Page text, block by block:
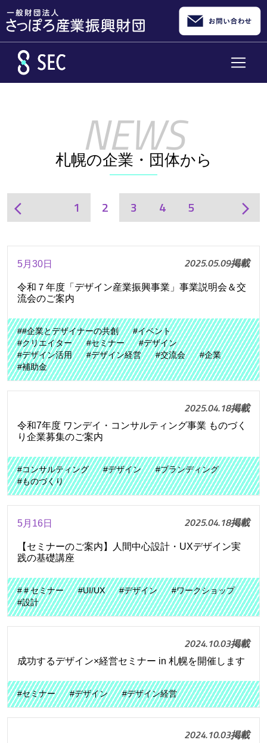
札幌の企業・団体から
arrow_back_ios 1 2 3 4 5 arrow_forward_ios
5月30日 2025.05.09掲載
令和７年度「デザイン産業振興事業」事業説明会＆交
流会のご案内
##企業とデザイナーの共創
#イベント
#クリエイター
#セミナー
#デザイン
#デザイン活用
#デザイン経営 #交流会
#企業
#補助金
2025.04.18掲載
令和7年度 ワンデイ・コンサルティング事業 ものづく
り企業募集のご案内
#コンサルティング #デザイン
#ブランディング
#ものづくり
5月16日 2025.04.18掲載
【セミナーのご案内】人間中心設計・UXデザイン実
践の基礎講座
#＃セミナー #UI/UX #デザイン
#ワークショップ
#設計
2024.10.03掲載
成功するデザイン×経営セミナー in 札幌を開催します
#セミナー #デザイン #デザイン経営
2024.10.03掲載